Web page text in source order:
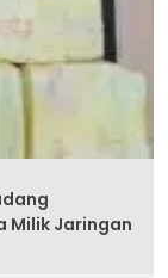
Milik Jaringan